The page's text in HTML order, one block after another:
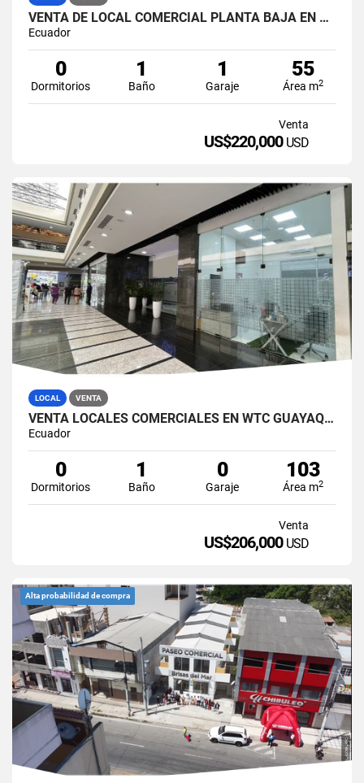
VENTA DE LOCAL COMERCIAL PLANTA BAJA EN PUERTO SANTA ANA - THE HILLS
Ecuador
0
Dormitorios
1
Baño
1
Garaje
55
Área m2
Venta
US$220,000 USD
LOCAL VENTA
VENTA LOCALES COMERCIALES EN WTC GUAYAQUIL (MONIJ)
Ecuador
0
Dormitorios
1
Baño
0
Garaje
103
Área m2
Venta
US$206,000 USD
Alta probabilidad de compra